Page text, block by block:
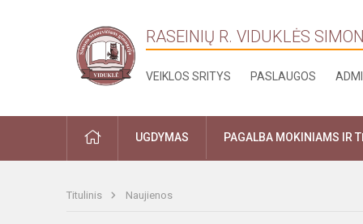
RASEINIŲ R. VIDUKLĖS
VEIKLOS SRITYS PASLAUGOS
PRADŽIAUGDYMAS PAGALBA MOKINIAMS IR
Titulinis Naujienos